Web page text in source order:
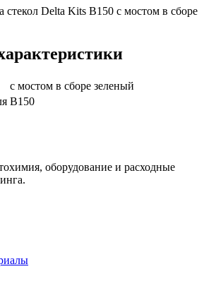
стекол Delta Kits B150 с мостом в сборе
с мостом в сборе зеленый
B150
оборудование и расходные